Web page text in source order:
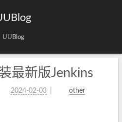
UUBlog
最新版Jenkins
2024-02-03 other